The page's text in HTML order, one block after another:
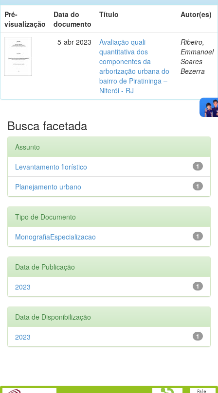
Pré-
visualização
Data do
documento
Título Autor(es)
5-abr-2023
Avaliação quali-
quantitativa dos
componentes da
arborização urbana do
bairro de Piratininga –
Niterói - RJ
Ribeiro,
Emmanoel
Soares
Bezerra
Busca facetada
Assunto
1
Levantamento florístico
1
Planejamento urbano
Tipo de Documento
1
MonografiaEspecializacao
Data de Publicação
1
2023
Data de Disponibilização
1
2023